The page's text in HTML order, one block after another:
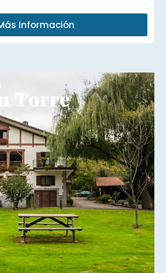
Información
Torre